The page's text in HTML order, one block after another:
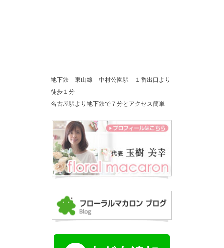
地下鉄 東山線 中村公園駅 １番出口より
徒歩１分
名古屋駅より地下鉄で７分とアクセス簡単